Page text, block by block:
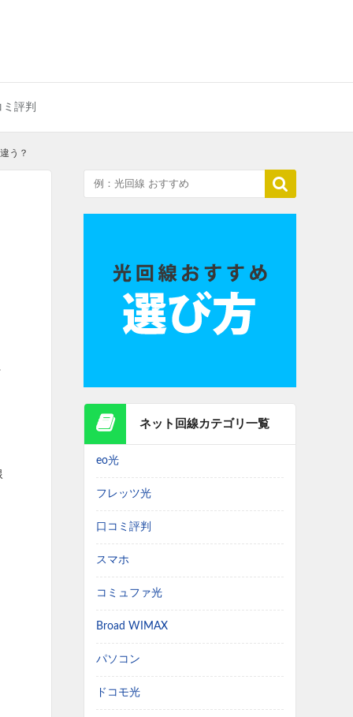
ミ評判
う？

ネット回線カテゴリ一覧
eo光
フレッツ光
口コミ評判
スマホ
コミュファ光
Broad WIMAX
パソコン
ドコモ光